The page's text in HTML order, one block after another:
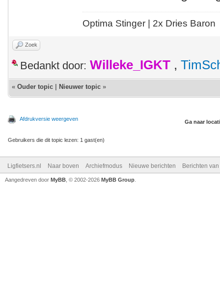
Optima Stinger | 2x Dries Baron
Zoek
Bedankt door: Willeke_IGKT ,
« Ouder topic Nieuwer topic »
Afdrukversie weergeven Ga naar
Gebruikers die dit topic lezen: 1 gast(en)
Ligfietsers.nl Naar boven Archiefmodus Nieuwe berichten Berichten
Aangedreven door MyBB , © 2002-2026 MyBB Group